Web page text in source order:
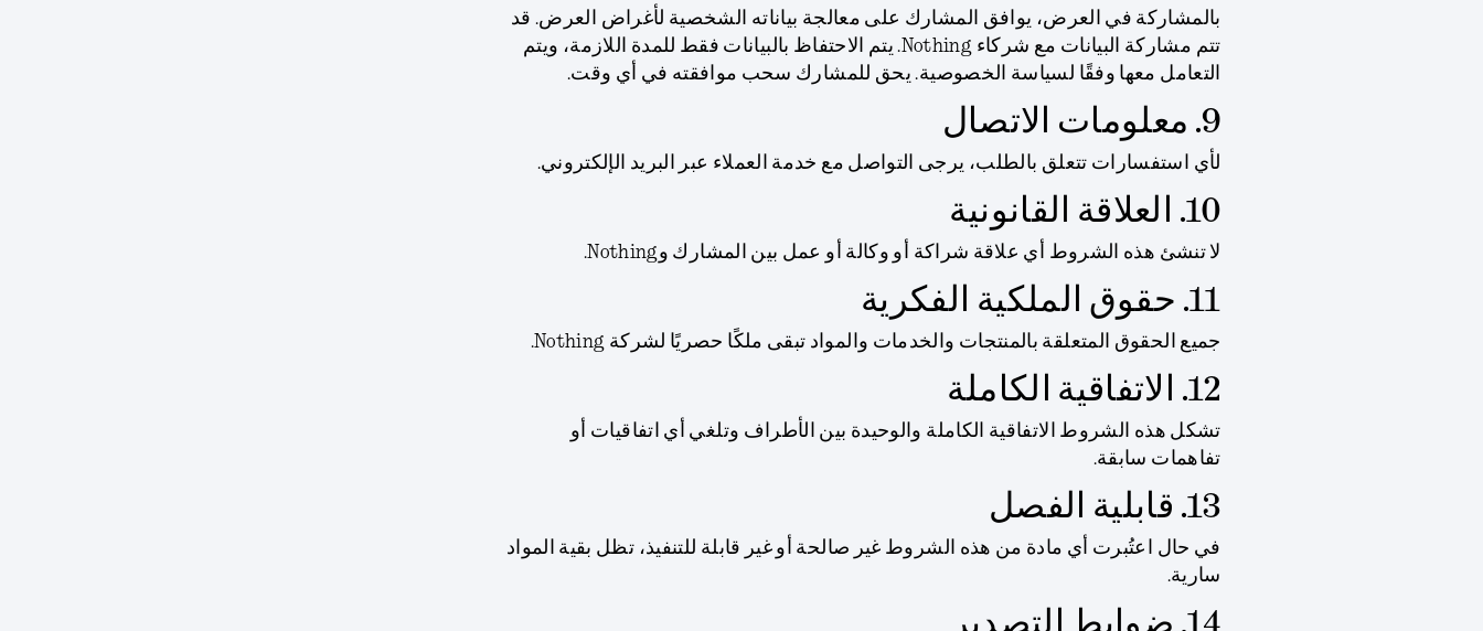
بالمشاركة في العرض، يوافق المشارك على معالجة بياناته الشخصية لأغراض العرض. قد
تتم مشاركة البيانات مع شركاء Nothing. يتم الاحتفاظ بالبيانات فقط للمدة اللازمة، ويتم
التعامل معها وفقًا لسياسة الخصوصية. يحق للمشارك سحب موافقته في أي وقت.
9. معلومات الاتصال
لأي استفسارات تتعلق بالطلب، يرجى التواصل مع خدمة العملاء عبر البريد الإلكتروني.
10. العلاقة القانونية
لا تنشئ هذه الشروط أي علاقة شراكة أو وكالة أو عمل بين المشارك وNothing.
11. حقوق الملكية الفكرية
جميع الحقوق المتعلقة بالمنتجات والخدمات والمواد تبقى ملكًا حصريًا لشركة Nothing.
12. الاتفاقية الكاملة
تشكل هذه الشروط الاتفاقية الكاملة والوحيدة بين الأطراف وتلغي أي اتفاقيات أو
تفاهمات سابقة.
13. قابلية الفصل
في حال اعتُبرت أي مادة من هذه الشروط غير صالحة أو غير قابلة للتنفيذ، تظل بقية المواد
سارية.